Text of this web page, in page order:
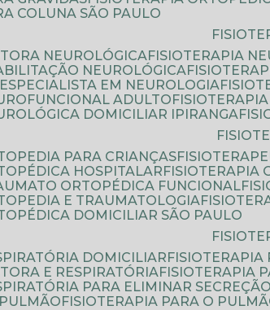
COLUNA SÃO PAULO
NEUROLÓGICA
FISIOTERAPIA
NEUROLÓGICA
ESPECIALISTA EM NEUROLOGIA
ADULTO
DOMICILIAR IPIRANGA
PARA CRIANÇAS
HOSPITALAR
ORTOPÉDICA FUNCIONAL
E TRAUMATOLOGIA
DOMICILIAR SÃO PAULO
DOMICILIAR
E RESPIRATÓRIA
FISIOTERAPIA
PARA ELIMINAR
FISIOTERAPIA PARA O